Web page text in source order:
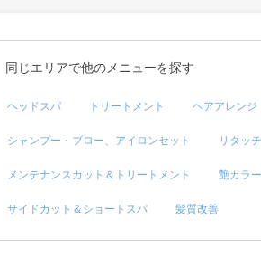
同じエリアで他のメニューを探す
ヘッドスパ トリートメント ヘアアレンジ
シャンプー・ブロー、アイロンセット リタッ
メンテナンスカット＆トリートメント 艶カラ
サイドカット＆ショートスパ 髪質改善